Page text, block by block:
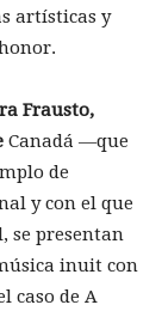
artísticas y
Frausto,
Canadá —que
de
y con el que
se presentan
inuit con
caso de A